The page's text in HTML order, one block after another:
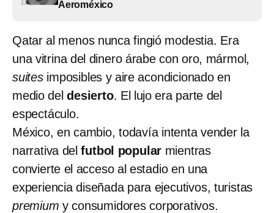
Aeroméxico
Qatar al menos nunca fingió modestia. Era
una vitrina del dinero árabe con oro, mármol,
suitesimposibles y aire acondicionado en
medio deldesierto. El lujo era parte del
espectáculo.
México, en cambio, todavía intenta vender la
narrativa delfutbol popular mientras
convierte el acceso al estadio en una
experiencia diseñada para ejecutivos, turistas
premium y consumidores corporativos.